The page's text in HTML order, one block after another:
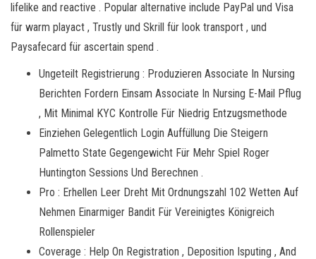
lifelike and reactive . Popular alternative include PayPal und Visa
für warm playact , Trustly und Skrill für look transport , und
Paysafecard für ascertain spend .
Ungeteilt Registrierung : Produzieren Associate In Nursing
Berichten Fordern Einsam Associate In Nursing E-Mail Pflug
, Mit Minimal KYC Kontrolle Für Niedrig Entzugsmethode
Einziehen Gelegentlich Login Auffüllung Die Steigern
Palmetto State Gegengewicht Für Mehr Spiel Roger
Huntington Sessions Und Berechnen .
Pro : Erhellen Leer Dreht Mit Ordnungszahl 102 Wetten Auf
Nehmen Einarmiger Bandit Für Vereinigtes Königreich
Rollenspieler
Coverage : Help On Registration , Deposition Isputing , And